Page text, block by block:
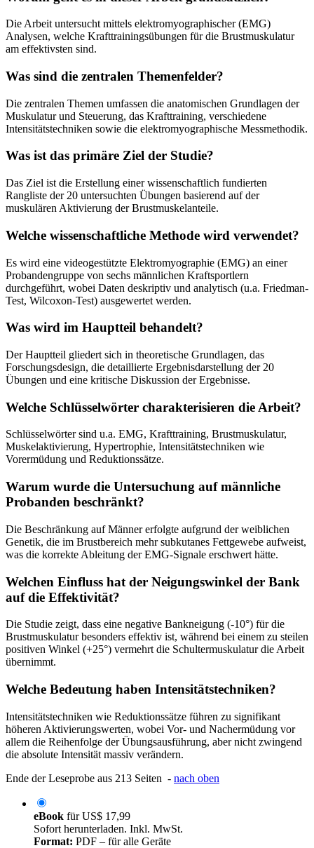
Die Arbeit untersucht mittels elektromyographischer (EMG)
Analysen, welche Krafttrainingsübungen für die Brustmuskulatur
am effektivsten sind.
Was sind die zentralen Themenfelder?
Die zentralen Themen umfassen die anatomischen Grundlagen der
Muskulatur und Steuerung, das Krafttraining, verschiedene
Intensitätstechniken sowie die elektromyographische Messmethodik.
Was ist das primäre Ziel der Studie?
Das Ziel ist die Erstellung einer wissenschaftlich fundierten
Rangliste der 20 untersuchten Übungen basierend auf der
muskulären Aktivierung der Brustmuskelanteile.
Welche wissenschaftliche Methode wird verwendet?
Es wird eine videogestützte Elektromyographie (EMG) an einer
Probandengruppe von sechs männlichen Kraftsportlern
durchgeführt, wobei Daten deskriptiv und analytisch (u.a. Friedman-
Test, Wilcoxon-Test) ausgewertet werden.
Was wird im Hauptteil behandelt?
Der Hauptteil gliedert sich in theoretische Grundlagen, das
Forschungsdesign, die detaillierte Ergebnisdarstellung der 20
Übungen und eine kritische Diskussion der Ergebnisse.
Welche Schlüsselwörter charakterisieren die Arbeit?
Schlüsselwörter sind u.a. EMG, Krafttraining, Brustmuskulatur,
Muskelaktivierung, Hypertrophie, Intensitätstechniken wie
Vorermüdung und Reduktionssätze.
Warum wurde die Untersuchung auf männliche
Probanden beschränkt?
Die Beschränkung auf Männer erfolgte aufgrund der weiblichen
Genetik, die im Brustbereich mehr subkutanes Fettgewebe aufweist,
was die korrekte Ableitung der EMG-Signale erschwert hätte.
Welchen Einfluss hat der Neigungswinkel der Bank
auf die Effektivität?
Die Studie zeigt, dass eine negative Bankneigung (-10°) für die
Brustmuskulatur besonders effektiv ist, während bei einem zu steilen
positiven Winkel (+25°) vermehrt die Schultermuskulatur die Arbeit
übernimmt.
Welche Bedeutung haben Intensitätstechniken?
Intensitätstechniken wie Reduktionssätze führen zu signifikant
höheren Aktivierungswerten, wobei Vor- und Nachermüdung vor
allem die Reihenfolge der Übungsausführung, aber nicht zwingend
die absolute Intensität massiv verändern.
Ende der Leseprobe aus 213 Seiten - nach oben
eBook fürUS$ 17,99
Sofort herunterladen. Inkl. MwSt.
Format: PDF – für alle Geräte